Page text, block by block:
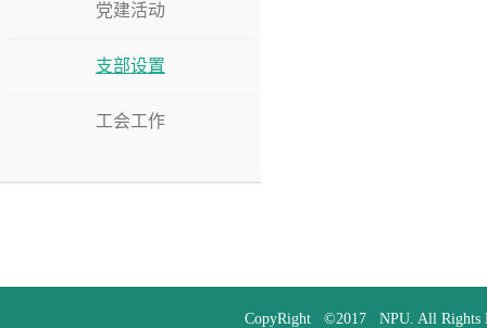
党建活动
支部设置
工会工作
CopyRight ©2017 NPU. All Rights